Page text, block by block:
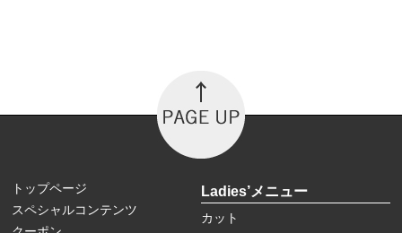
トップページ
スペシャルコンテンツ
Ladies’メニュー
カット